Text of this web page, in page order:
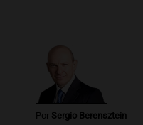
Por Sergio Berensztein